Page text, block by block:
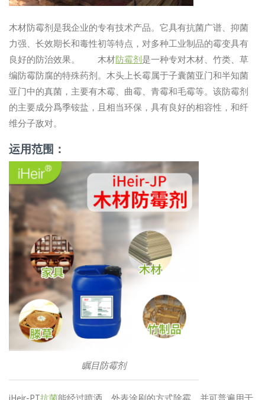
木材防霉剂是我企业的专有技术产品。它具有抗菌广谱、抑菌
力强、长效期长和毒性初等特点，对多种工业制品的霉变具有
良好的防治效果。 木材防霉剂 是一种专对木材、竹类、草
编防霉防腐的特殊药剂。木头上长霉属于子囊菌亚门和半知菌
亚门中的真菌，主要有木霉、曲霉、青霉和毛霉等。该防霉剂
的主要成分爲季铵盐，且相当环保，具有良好的相容性，和纤
维分子敌对。
运用范围：
瞩目防霉剂